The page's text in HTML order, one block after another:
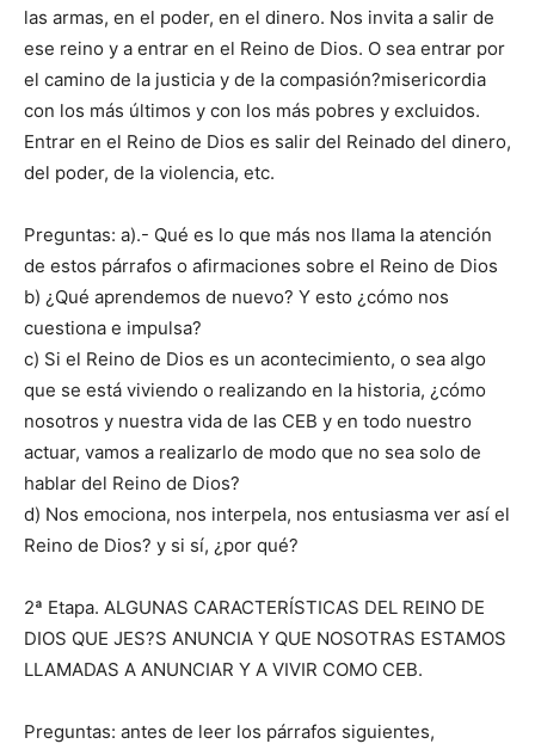
las armas, en el poder, en el dinero. Nos invita a salir de
ese reino y a entrar en el Reino de Dios. O sea entrar por
el camino de la justicia y de la compasión?misericordia
con los más últimos y con los más pobres y excluidos.
Entrar en el Reino de Dios es salir del Reinado del dinero,
del poder, de la violencia, etc.
Preguntas: a).- Qué es lo que más nos llama la atención
de estos párrafos o afirmaciones sobre el Reino de Dios
b) ¿Qué aprendemos de nuevo? Y esto ¿cómo nos
cuestiona e impulsa?
c) Si el Reino de Dios es un acontecimiento, o sea algo
que se está viviendo o realizando en la historia, ¿cómo
nosotros y nuestra vida de las CEB y en todo nuestro
actuar, vamos a realizarlo de modo que no sea solo de
hablar del Reino de Dios?
d) Nos emociona, nos interpela, nos entusiasma ver así el
Reino de Dios? y si sí, ¿por qué?
2ª Etapa. ALGUNAS CARACTERÍSTICAS DEL REINO DE
DIOS QUE JES?S ANUNCIA Y QUE NOSOTRAS ESTAMOS
LLAMADAS A ANUNCIAR Y A VIVIR COMO CEB.
Preguntas: antes de leer los párrafos siguientes,